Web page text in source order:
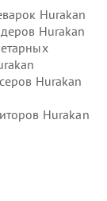
Hurakan
Hurakan
Hurakan
Hurakan